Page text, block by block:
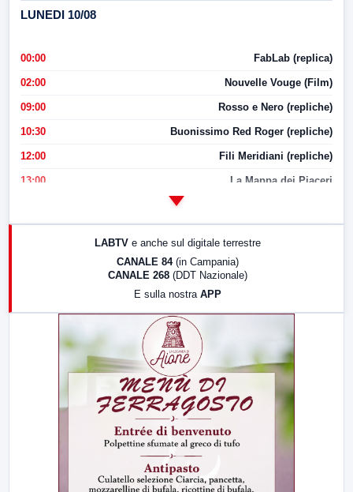
LUNEDI 10/08
00:00 FabLab (replica)
02:00 Nouvelle Vouge (Film)
09:00 Rosso e Nero (repliche)
10:30 Buonissimo Red Roger (repliche)
12:00 Fili Meridiani (repliche)
13:00 La Mappa dei Piaceri
LABTV e anche sul digitale terrestre
CANALE 84 (in Campania)
CANALE 268 (DDT Nazionale)
E sulla nostra APP